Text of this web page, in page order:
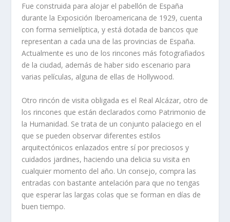
Fue construida para alojar el pabellón de España
durante la Exposición Iberoamericana de 1929, cuenta
con forma semielíptica, y está dotada de bancos que
representan a cada una de las provincias de España.
Actualmente es uno de los rincones más fotografiados
de la ciudad, además de haber sido escenario para
varias películas, alguna de ellas de Hollywood.
Otro rincón de visita obligada es el Real Alcázar, otro de
los rincones que están declarados como Patrimonio de
la Humanidad. Se trata de un conjunto palaciego en el
que se pueden observar diferentes estilos
arquitectónicos enlazados entre sí por preciosos y
cuidados jardines, haciendo una delicia su visita en
cualquier momento del año. Un consejo, compra las
entradas con bastante antelación para que no tengas
que esperar las largas colas que se forman en días de
buen tiempo.